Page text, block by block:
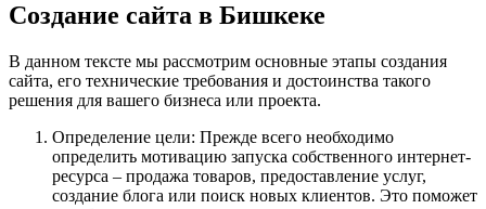
Создание сайта в Бишкеке
В данном тексте мы рассмотрим основные этапы создания
сайта, его технические требования и достоинства такого
решения для вашего бизнеса или проекта.
Определение цели: Прежде всего необходимо
определить мотивацию запуска собственного интернет-
ресурса – продажа товаров, предоставление услуг,
создание блога или поиск новых клиентов. Это поможет